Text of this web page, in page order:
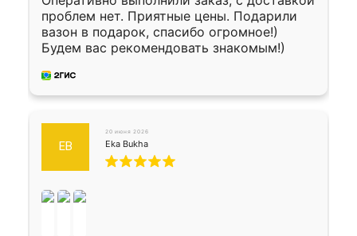
проблем нет. Приятные цены. Подарили
вазон в подарок, спасибо огромное!)
Будем вас рекомендовать знакомым!)
EB
20 июня 2026
Eka Bukha